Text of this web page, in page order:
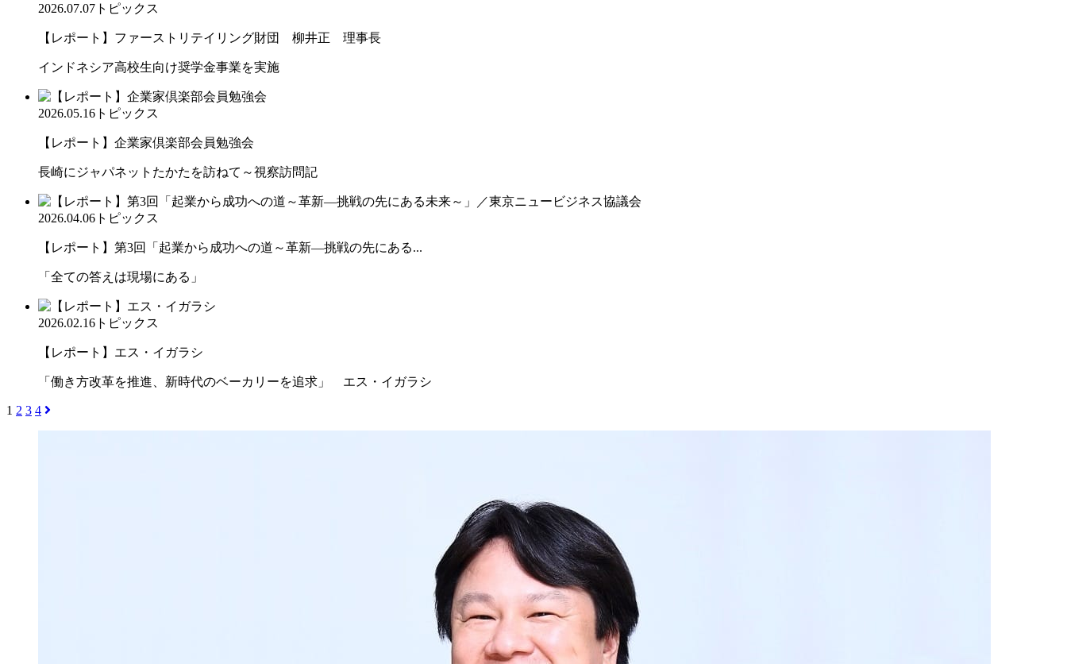
2026.07.07 トピックス
【レポート】ファーストリテイリング財団 柳井正 理事長
インドネシア高校生向け奨学金事業を実施
2026.05.16 トピックス
【レポート】企業家倶楽部会員勉強会
長崎にジャパネットたかたを訪ねて～視察訪問記
2026.04.06 トピックス
【レポート】第3回「起業から成功への道～革新―挑戦の先にある...
「全ての答えは現場にある」
2026.02.16 トピックス
【レポート】エス・イガラシ
「働き方改革を推進、新時代のベーカリーを追求」 エス・イガラシ
1 2 3 4